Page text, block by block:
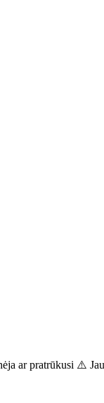
ar pratrūkusi ⚠️